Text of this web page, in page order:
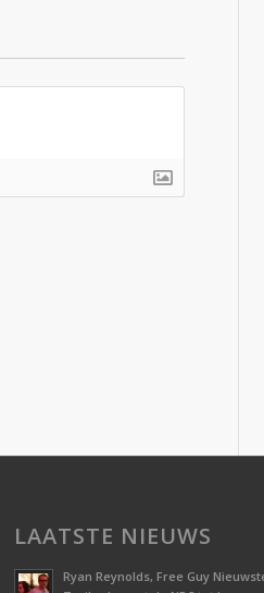
LAATSTE NIEUWS
Ryan Reynolds, Free Guy